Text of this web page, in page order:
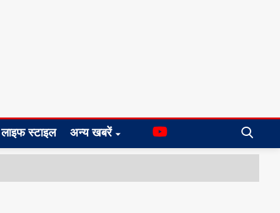
लाइफ स्टाइल अन्य खबरें